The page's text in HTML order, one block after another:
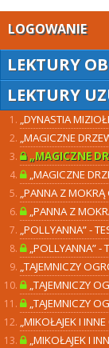
LOGOWANIE
LEKTURY
LEKTURY
„DYNASTIA
„MAGICZNE
„MAGICZNE
„MAGICZNE
„PANNA Z MOKRĄ
„PANNA Z
„POLLYANNA” -
„POLLYANNA” -
„TAJEMNICZY
„TAJEMNICZY
„TAJEMNICZY
„MIKOŁAJEK I
„MIKOŁAJEK I